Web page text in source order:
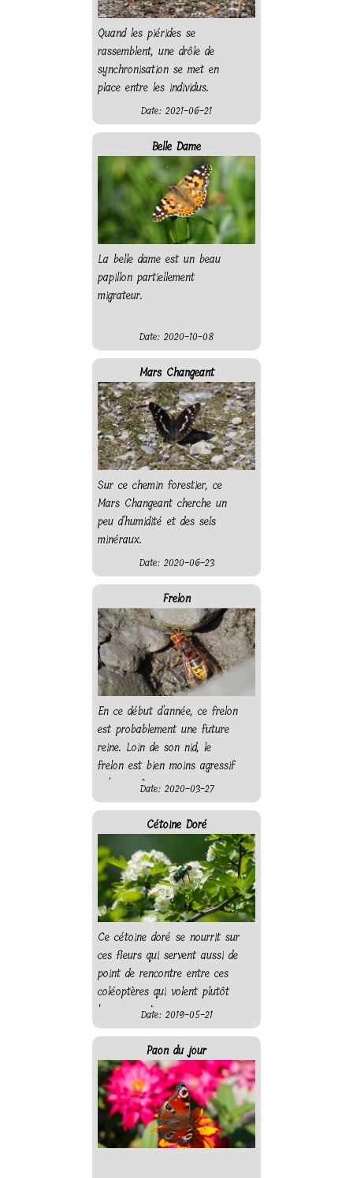
Quand les piérides se
rassemblent, une drôle de
synchronisation se met en
place entre les individus.
Date: 2021-06-21
Belle Dame
La belle dame est un beau
papillon partiellement
migrateur.
Date: 2020-10-08
Mars Changeant
Sur ce chemin forestier, ce
Mars Changeant cherche un
peu d'humidité et des sels
minéraux.
Date: 2020-06-23
Frelon
En ce début d'année, ce frelon
est probablement une future
reine. Loin de son nid, le
frelon est bien moins agressif
qu'une guêpe commune.
Date: 2020-03-27
Cétoine Doré
Ce cétoine doré se nourrit sur
ces fleurs qui servent aussi de
point de rencontre entre ces
coléoptères qui volent plutôt
bruyamment.Date: 2019-05-21
Paon du jour